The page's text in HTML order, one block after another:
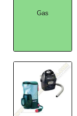
Gas